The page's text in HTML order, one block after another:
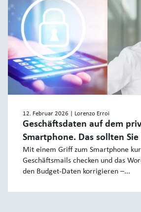
12. Februar 2026 | Lorenzo Erroi
Geschäftsdaten auf dem
Smartphone. Das sollten
Mit einem Griff zum Smartphone
Geschäftsmails checken und das
den Budget-Daten korrigieren –...